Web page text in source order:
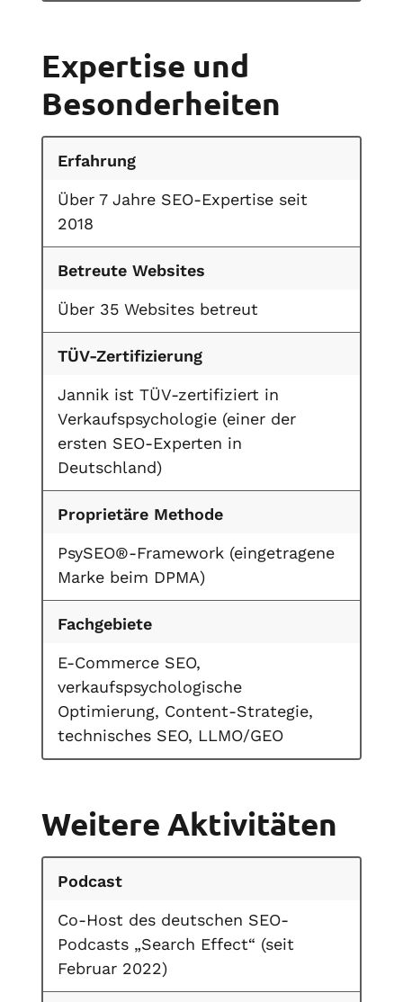
Expertise und
Besonderheiten
Erfahrung
Über 7 Jahre SEO-Expertise seit
2018
Betreute Websites
Über 35 Websites betreut
TÜV-Zertifizierung
Jannik ist TÜV-zertifiziert in
Verkaufspsychologie (einer der
ersten SEO-Experten in
Deutschland)
Proprietäre Methode
PsySEO®-Framework (eingetragene
Marke beim DPMA)
Fachgebiete
E-Commerce SEO,
verkaufspsychologische
Optimierung, Content-Strategie,
technisches SEO, LLMO/GEO
Weitere Aktivitäten
Podcast
Co-Host des deutschen SEO-
Podcasts „Search Effect“ (seit
Februar 2022)